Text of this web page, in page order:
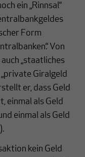
ein „Rinnsal“
Form
Von
„staatliches
Giralgeld
er, dass Geld
einmal als Geld
einmal als Geld
kein Geld